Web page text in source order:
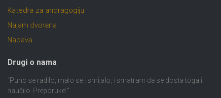
Katedra za andragogiju
Najam dvorana
Nabava
Drugi o nama
"Puno se radilo, malo se i smijalo, i smatram da se dosta toga i
naučilo. Preporuke!"